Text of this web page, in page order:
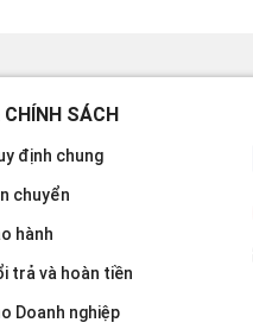
SÁCH
định chung
chuyển
hành
trả và hoàn tiền
Doanh nghiệp